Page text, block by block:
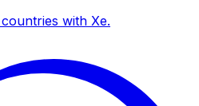
with Xe.